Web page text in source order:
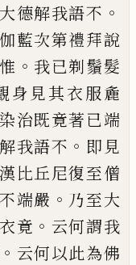
德解我語不 。
藍次第禮拜說
。 我已剃鬚髮
身見其衣服麁
染治既竟著已端
我語不 。 即見
比丘尼復至僧
端嚴 。 乃至大
竟 。 云何謂我
。 云何以此為佛